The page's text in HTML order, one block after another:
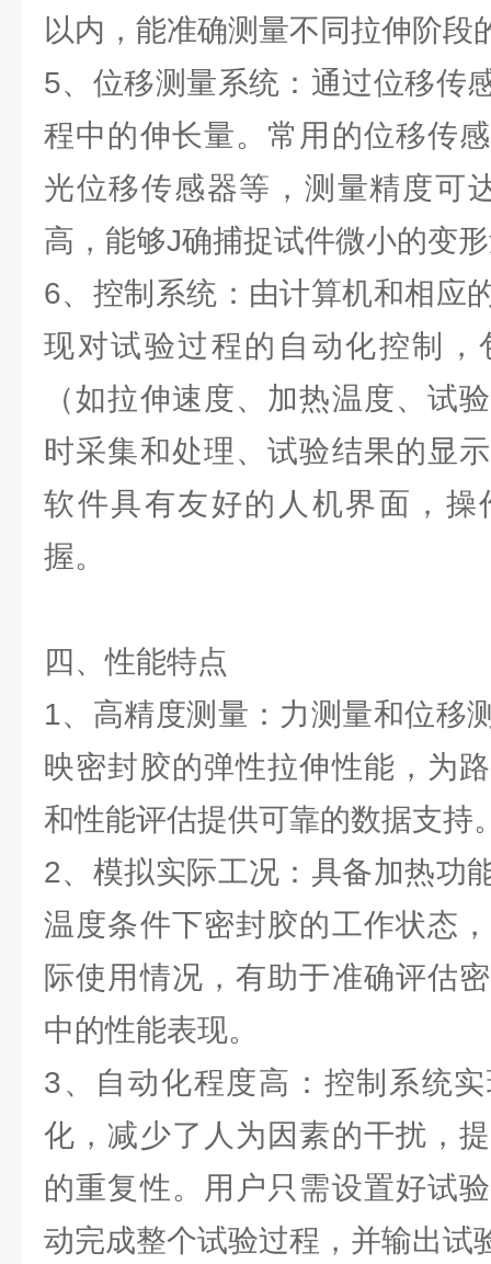
以内，能准确测量不同拉伸阶段
5、位移测量系统：通过位移传
程中的伸长量。常用的位移传
光位移传感器等，测量精度可
高，能够J确捕捉试件微小的变
6、控制系统：由计算机和相应
现对试验过程的自动化控制，
（如拉伸速度、加热温度、试
时采集和处理、试验结果的显
软件具有友好的人机界面，操
握。
四、性能特点
1、高精度测量：力测量和位移
映密封胶的弹性拉伸性能，为
和性能评估提供可靠的数据支持
2、模拟实际工况：具备加热功
温度条件下密封胶的工作状态
际使用情况，有助于准确评估
中的性能表现。
3、自动化程度高：控制系统
化，减少了人为因素的干扰，
的重复性。用户只需设置好试
动完成整个试验过程，并输出试